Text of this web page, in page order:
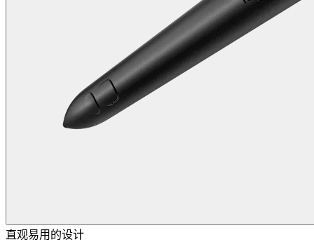
直观易用的设计